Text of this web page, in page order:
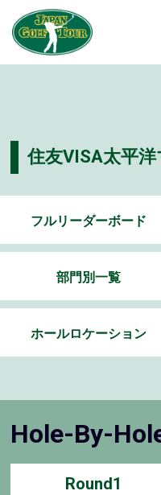
住友VISA太平
フルリーダーボード
部門別一覧
ホールロケーション
Hole-By-
Round1